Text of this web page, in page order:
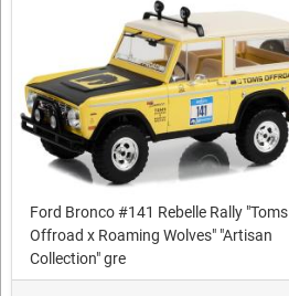
Ford Bronco #141 Rebelle Rally "Toms
Offroad x Roaming Wolves" "Artisan
Collection" gre